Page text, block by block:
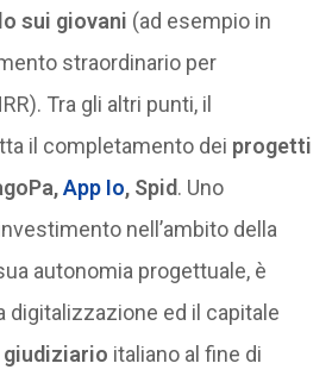
sui giovani (ad esempio in
straordinario per
Tra gli altri punti, il
il completamento dei progetti
App Io, Spid. Uno
nell’ambito della
autonomia progettuale, è
digitalizzazione ed il capitale
giudiziario italiano al fine di